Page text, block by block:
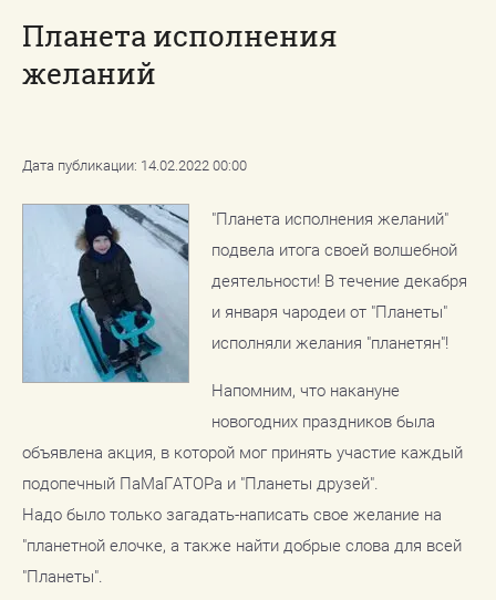
Регистрация
Планета исполнения
желаний
Дата публикации: 14.02.2022 00:00
"Планета исполнения желаний"
подвела итога своей волшебной
деятельности! В течение декабря
и января чародеи от "Планеты"
исполняли желания "планетян"!
Напомним, что накануне
новогодних праздников была
объявлена акция, в которой мог принять участие каждый
подопечный ПаМаГАТОРа и "Планеты друзей".
Надо было только загадать-написать свое желание на
"планетной елочке, а также найти добрые слова для всей
"Планеты".